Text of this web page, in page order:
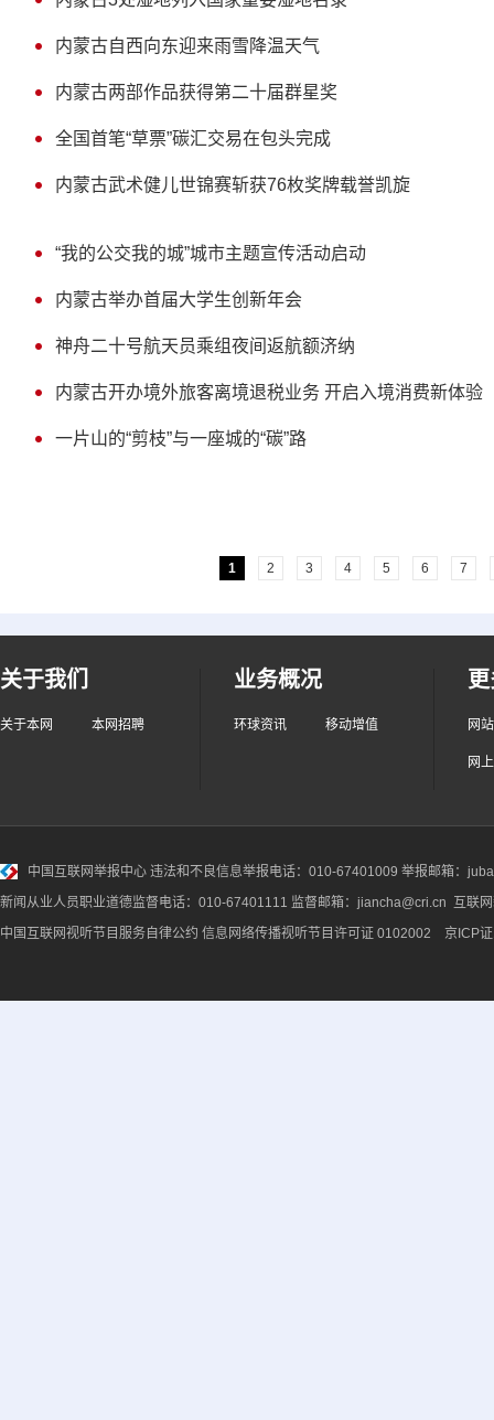
内蒙古自西向东迎来雨雪降温天气
内蒙古两部作品获得第二十届群星奖
全国首笔“草票”碳汇交易在包头完成
内蒙古武术健儿世锦赛斩获76枚奖牌载誉凯旋
“我的公交我的城”城市主题宣传活动启动
内蒙古举办首届大学生创新年会
神舟二十号航天员乘组夜间返航额济纳
内蒙古开办境外旅客离境退税业务 开启入境消费新体验
一片山的“剪枝”与一座城的“碳”路
1 2 3 4 5 6 7
关于我们
关于本网 本网招聘
业务概况
环球资讯 移动增值 网
网
中国互联网举报中心 违法和不良信息举报电话：010-67401009 举报邮箱：
新闻从业人员职业道德监督电话：010-67401111 监督邮箱：jiancha@cri.cn 互联
中国互联网视听节目服务自律公约 信息网络传播视听节目许可证 0102002 京ICP